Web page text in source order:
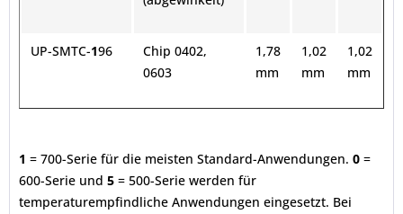
UP-SMTC-196
Chip 0402,
0603
1,78
mm
1,02
mm
1,02
mm
1 = 700-Serie für die meisten Standard-Anwendungen. 0 =
600-Serie und 5 = 500-Serie werden für
temperaturempfindliche Anwendungen eingesetzt. Bei